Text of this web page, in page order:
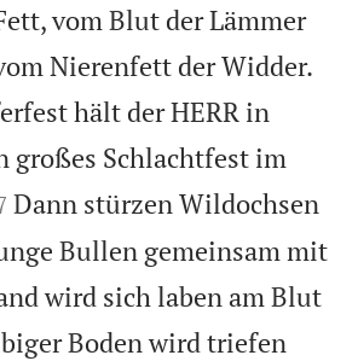
vom Blut der Lämmer
Nierenfett der Widder.
hält der HERR in
großes Schlachtfest im
Dann stürzen Wildochsen
Bullen gemeinsam mit
wird sich laben am Blut
Boden wird triefen